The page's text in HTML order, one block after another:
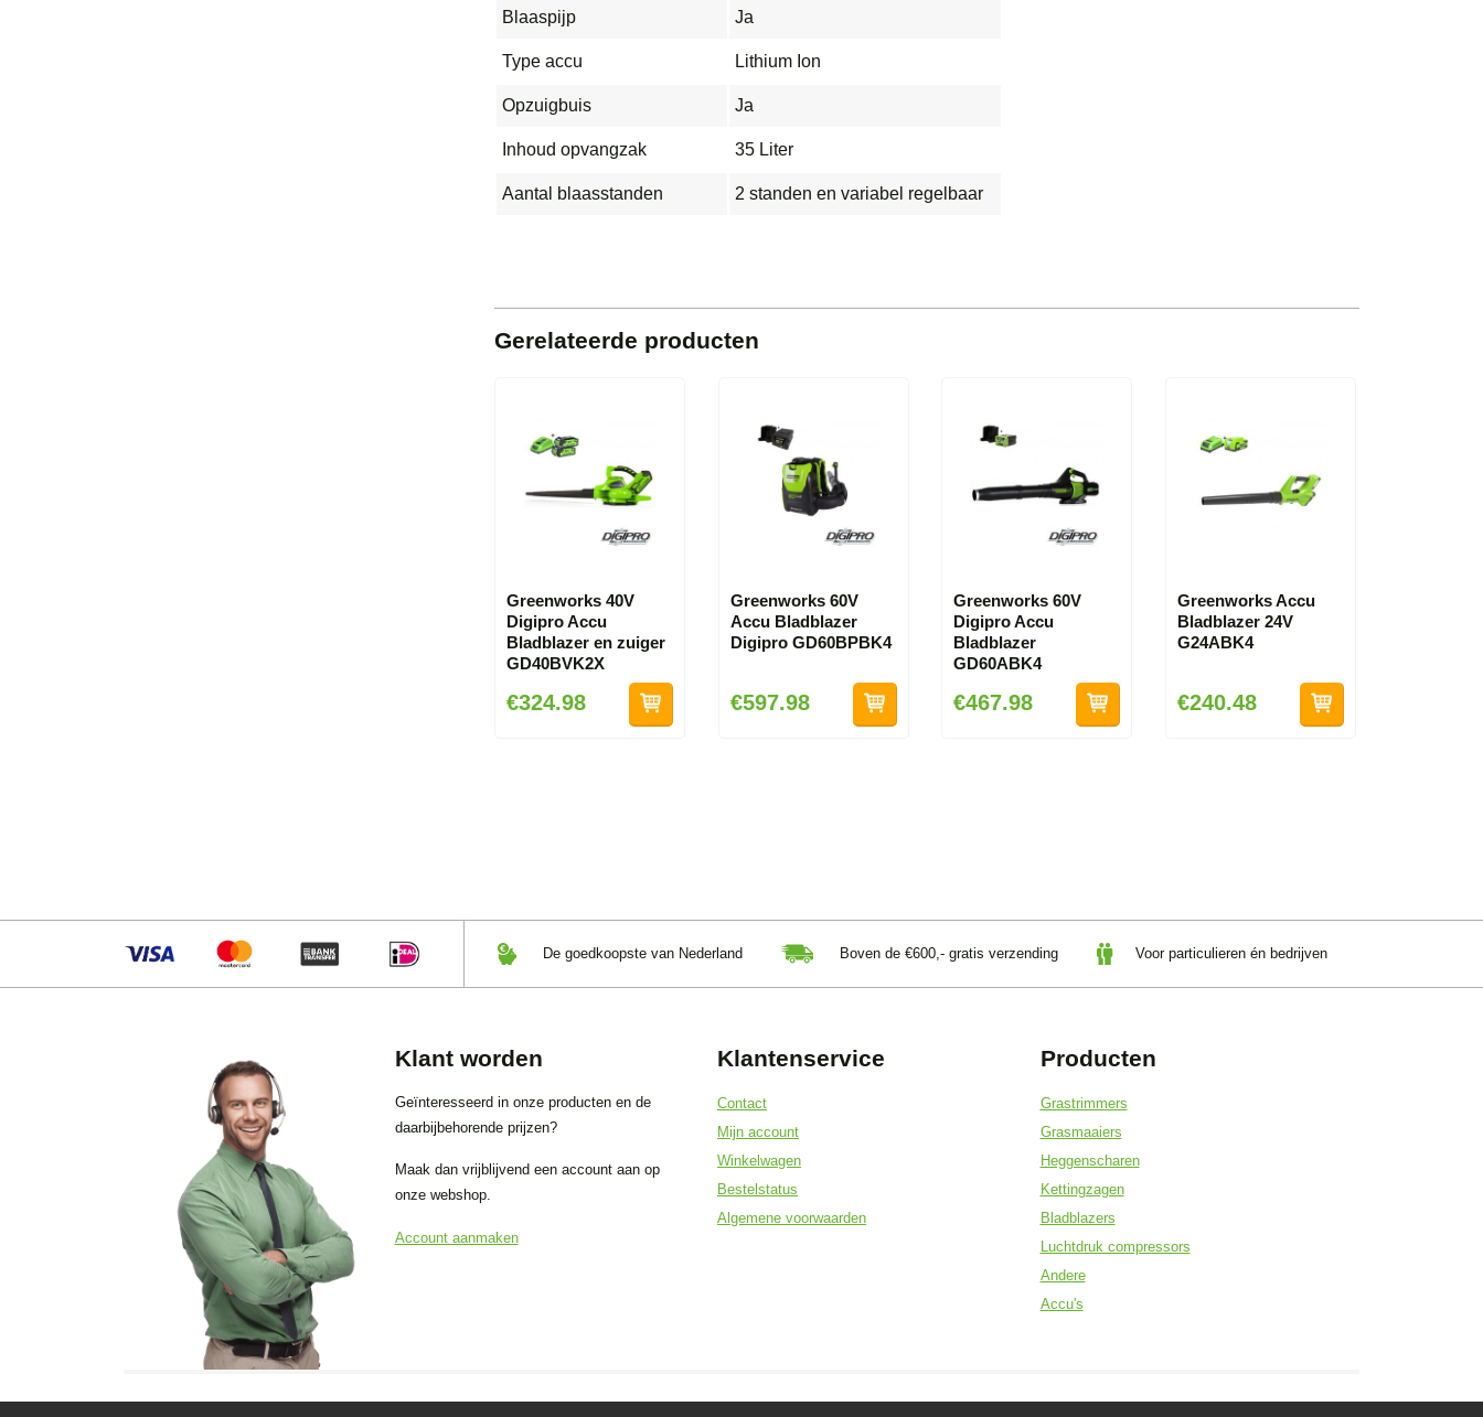
Blaaspijp Ja
Type accu Lithium Ion
Opzuigbuis Ja
Inhoud opvangzak 35 Liter
Aantal blaasstanden 2 standen en variabel regelbaar
Gerelateerde producten
Greenworks 40V
Digipro Accu
Bladblazer en zuiger
GD40BVK2X
€324.98
Greenworks 60V
Accu Bladblazer
Digipro GD60BPBK4
€597.98
Greenworks 60V
Digipro Accu
Bladblazer
GD60ABK4
€467.98
Greenworks Accu
Bladblazer 24V
G24ABK4
€240.48
De goedkoopste van Nederland Boven de €600,- gratis verzending Voor particulieren én bedrijven
Klant worden
Geïnteresseerd in onze producten en de
daarbijbehorende prijzen?
Maak dan vrijblijvend een account aan op
onze webshop.
Account aanmaken
Klantenservice
Contact
Mijn account
Winkelwagen
Bestelstatus
Algemene voorwaarden
Producten
Grastrimmers
Grasmaaiers
Heggenscharen
Kettingzagen
Bladblazers
Luchtdruk compressors
Andere
Accu's